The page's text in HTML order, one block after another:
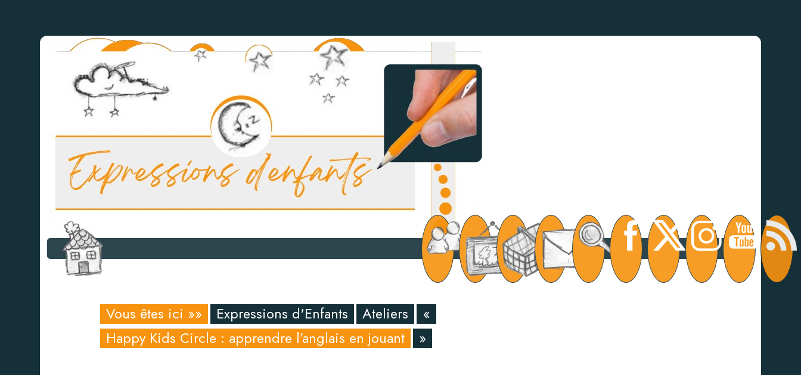
Vous êtes ici »» Expressions d'Enfants Ateliers
«
Happy Kids Circle : apprendre l’anglais en jouant
»